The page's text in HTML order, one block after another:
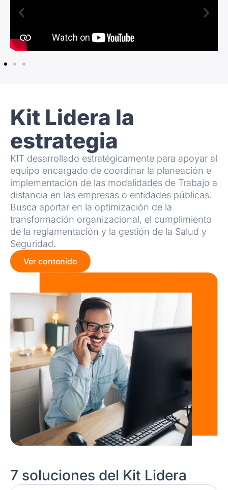
Kit Lidera la
estrategia
KIT desarrollado estratégicamente para apoyar al
equipo encargado de coordinar la planeación e
implementación de las modalidades de Trabajo a
distancia en las empresas o entidades públicas.
Busca aportar en la optimización de la
transformación organizacional, el cumplimiento
de la reglamentación y la gestión de la Salud y
Seguridad.
Ver contenido
7 soluciones del Kit Lidera